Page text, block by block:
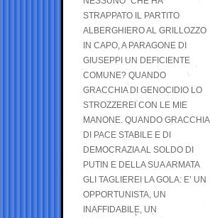
STRAPPATO IL PARTITO
ALBERGHIERO AL GRILLOZZO
IN CAPO, A PARAGONE DI
GIUSEPPI UN DEFICIENTE
COMUNE? QUANDO
GRACCHIA DI GENOCIDIO LO
STROZZEREI CON LE MIE
MANONE. QUANDO GRACCHIA
DI PACE STABILE E DI
DEMOCRAZIA AL SOLDO DI
PUTIN E DELLA SUA ARMATA
GLI TAGLIEREI LA GOLA: E’ UN
OPPORTUNISTA, UN
INAFFIDABILE, UN